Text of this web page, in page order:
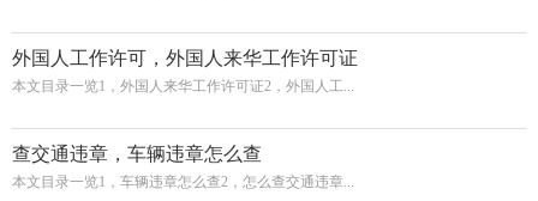
外国人工作许可，外国人来华工作许可证
本文目录一览1，外国人来华工作许可证2，外国人工...
查交通违章，车辆违章怎么查
本文目录一览1，车辆违章怎么查2，怎么查交通违章...